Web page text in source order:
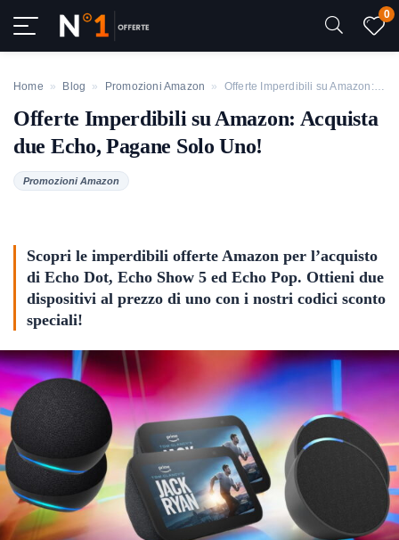
0
Home » Blog » Promozioni Amazon » Offerte Imperdibili su Amazon: Acquista due Echo, Pagane Solo Uno!
Offerte Imperdibili su Amazon: Acquista
due Echo, Pagane Solo Uno!
Promozioni Amazon
Scopri le imperdibili offerte Amazon per l’acquisto
di Echo Dot, Echo Show 5 ed Echo Pop. Ottieni due
dispositivi al prezzo di uno con i nostri codici sconto
speciali!